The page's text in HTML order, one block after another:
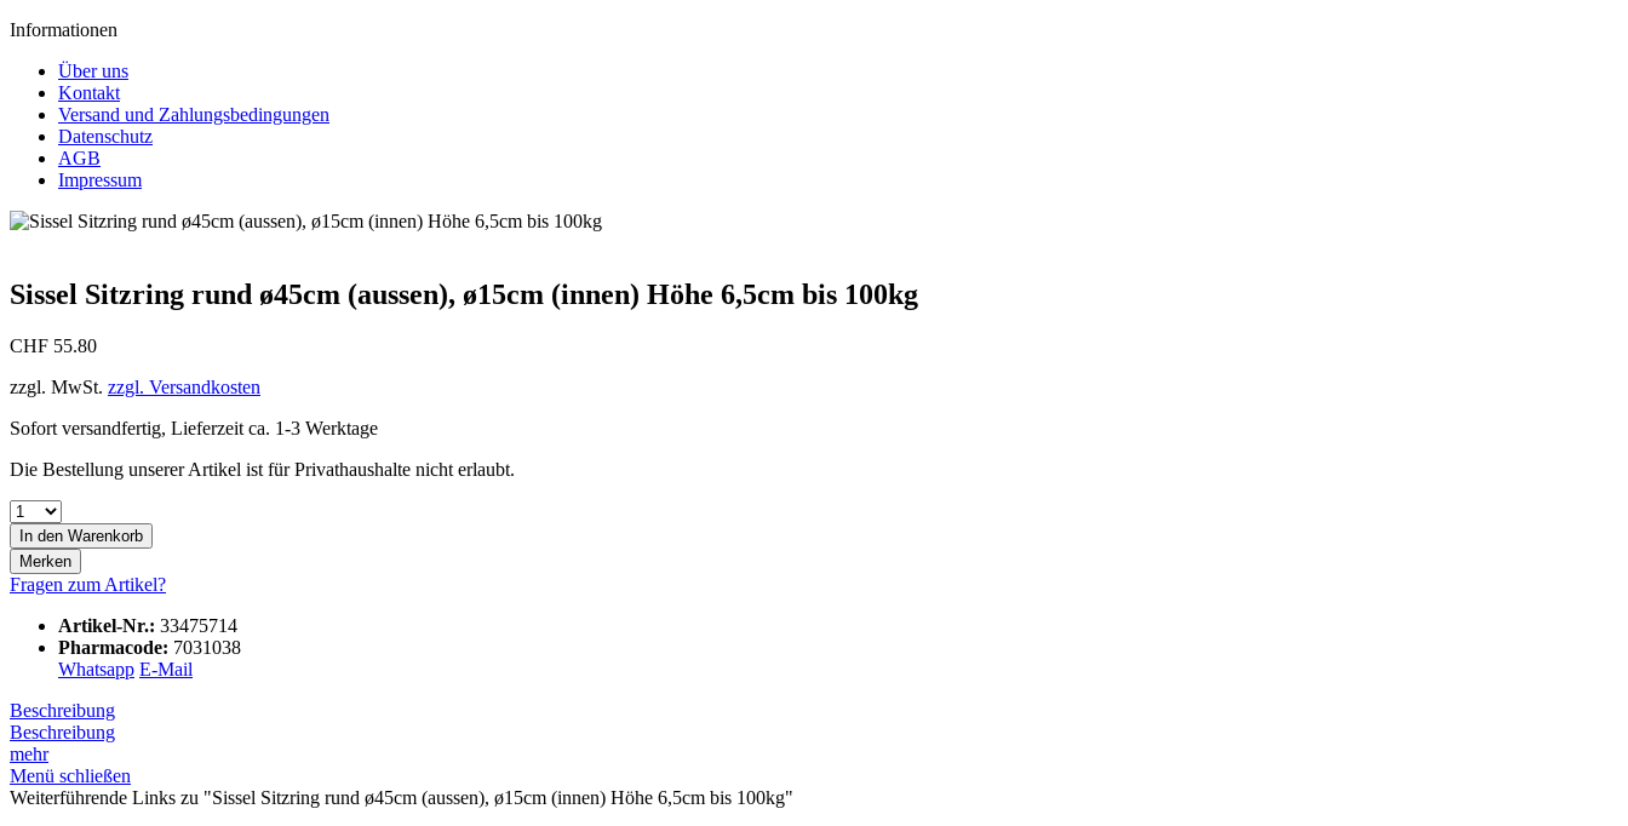
Informationen
Über uns
Kontakt
Versand und Zahlungsbedingungen
Datenschutz
AGB
Impressum
Sissel Sitzring rund ø45cm (aussen), ø15cm (innen) Höhe 6,5cm bis 100kg
CHF 55.80
zzgl. MwSt. zzgl. Versandkosten
Sofort versandfertig, Lieferzeit ca. 1-3 Werktage
Die Bestellung unserer Artikel ist für Privathaushalte nicht erlaubt.
In den Warenkorb
Merken
Fragen zum Artikel?
Artikel-Nr.: 33475714
Pharmacode: 7031038
Whatsapp E-Mail
Beschreibung
Beschreibung
mehr
Menü schließen
Weiterführende Links zu "Sissel Sitzring rund ø45cm (aussen), ø15cm (innen) Höhe 6,5cm bis 100kg"